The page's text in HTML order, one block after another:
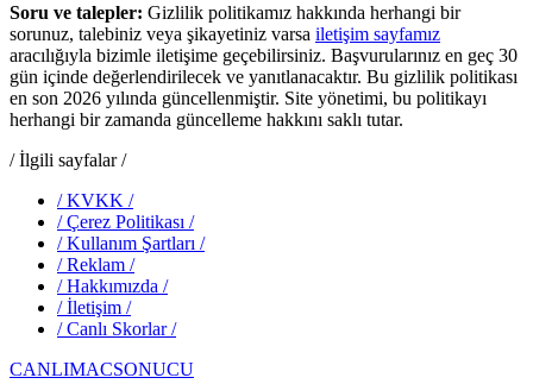
Soru ve talepler: Gizlilik politikamız hakkında herhangi bir
sorunuz, talebiniz veya şikayetiniz varsa iletişim sayfamız
aracılığıyla bizimle iletişime geçebilirsiniz. Başvurularınız en geç 30
gün içinde değerlendirilecek ve yanıtlanacaktır. Bu gizlilik politikası
en son 2026 yılında güncellenmiştir. Site yönetimi, bu politikayı
herhangi bir zamanda güncelleme hakkını saklı tutar.
/İlgili sayfalar/
/KVKK /
/Çerez Politikası /
/Kullanım Şartları /
/Reklam /
/Hakkımızda /
/İletişim /
/Canlı Skorlar/
CANLIMACSONUCU